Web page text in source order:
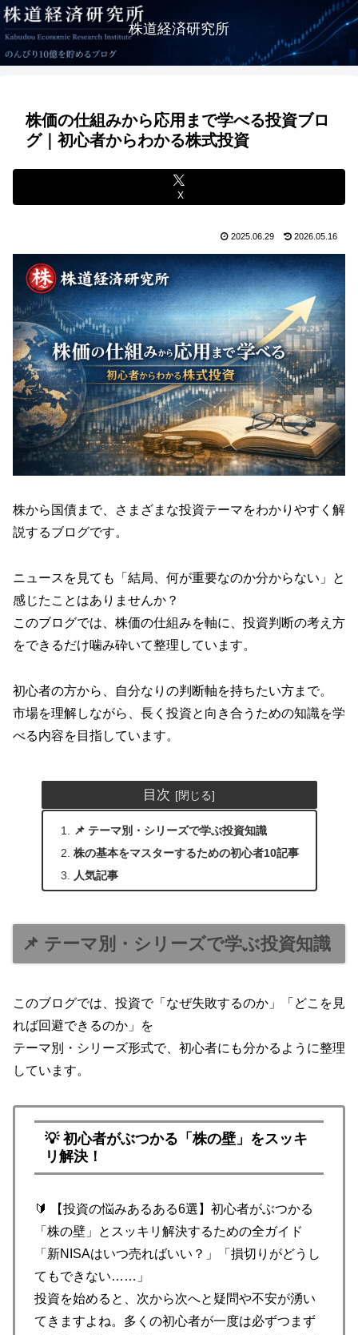
株道経済研究所
株価の仕組みから応用まで学べる投資ブロ
グ｜初心者からわかる株式投資
X
2025.06.29 2026.05.16
株から国債まで、さまざまな投資テーマをわかりやすく解
説するブログです。
ニュースを見ても「結局、何が重要なのか分からない」と
感じたことはありませんか？
このブログでは、株価の仕組みを軸に、投資判断の考え方
をできるだけ噛み砕いて整理しています。
初心者の方から、自分なりの判断軸を持ちたい方まで。
市場を理解しながら、長く投資と向き合うための知識を学
べる内容を目指しています。
目次
📌 テーマ別・シリーズで学ぶ投資知識
株の基本をマスターするための初心者10記事
人気記事
📌 テーマ別・シリーズで学ぶ投資知識
このブログでは、投資で「なぜ失敗するのか」「どこを見
れば回避できるのか」を
テーマ別・シリーズ形式で、初心者にも分かるように整理
しています。
💡 初心者がぶつかる「株の壁」をスッキ
リ解決！
🔰 【投資の悩みあるある6選】初心者がぶつかる
「株の壁」とスッキリ解決するための全ガイド
「新NISAはいつ売ればいい？」「損切りがどうし
てもできない……」
投資を始めると、次から次へと疑問や不安が湧い
てきますよね。多くの初心者が一度は必ずつまず